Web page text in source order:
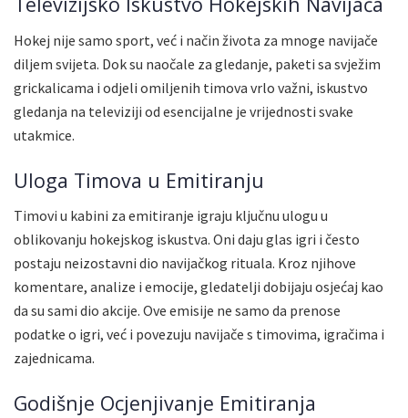
Hokej nije samo sport, već i način života za mnoge navijače
diljem svijeta. Dok su naočale za gledanje, paketi sa svježim
grickalicama i odjeli omiljenih timova vrlo važni, iskustvo
gledanja na televiziji od esencijalne je vrijednosti svake
utakmice.
Uloga Timova u Emitiranju
Timovi u kabini za emitiranje igraju ključnu ulogu u
oblikovanju hokejskog iskustva. Oni daju glas igri i često
postaju neizostavni dio navijačkog rituala. Kroz njihove
komentare, analize i emocije, gledatelji dobijaju osjećaj kao
da su sami dio akcije. Ove emisije ne samo da prenose
podatke o igri, već i povezuju navijače s timovima, igračima i
zajednicama.
Godišnje Ocjenjivanje Emitiranja